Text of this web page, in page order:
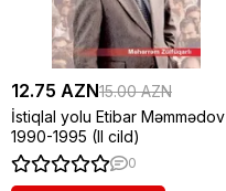
12.75 AZN15.00 AZN
İstiqlal yolu Etibar Məmmədov
1990-1995 (II cild)
0